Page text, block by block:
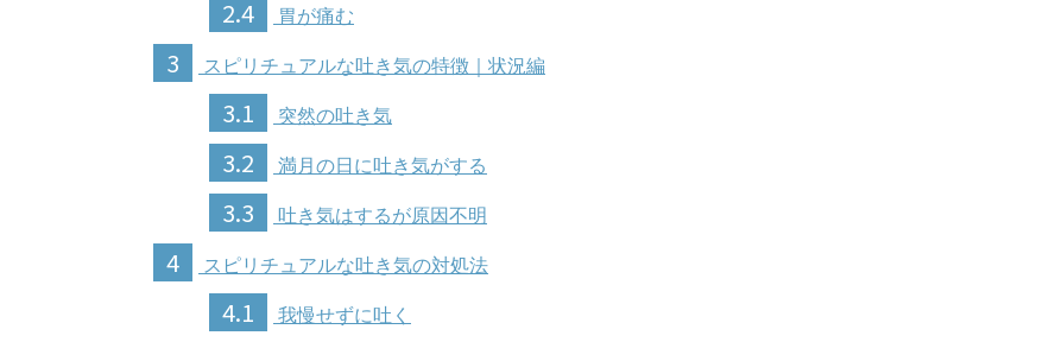
2.4 胃が痛む
3 スピリチュアルな吐き気の特徴｜状況編
3.1 突然の吐き気
3.2 満月の日に吐き気がする
3.3 吐き気はするが原因不明
4 スピリチュアルな吐き気の対処法
4.1 我慢せずに吐く